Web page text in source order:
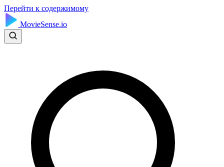
Перейти к содержимому
MovieSense.io